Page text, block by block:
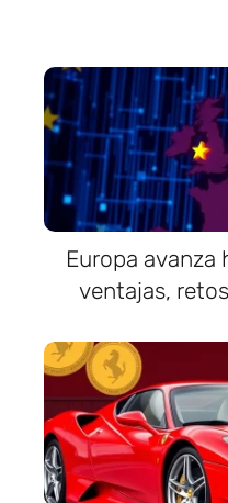
Europa avanza
ventajas,